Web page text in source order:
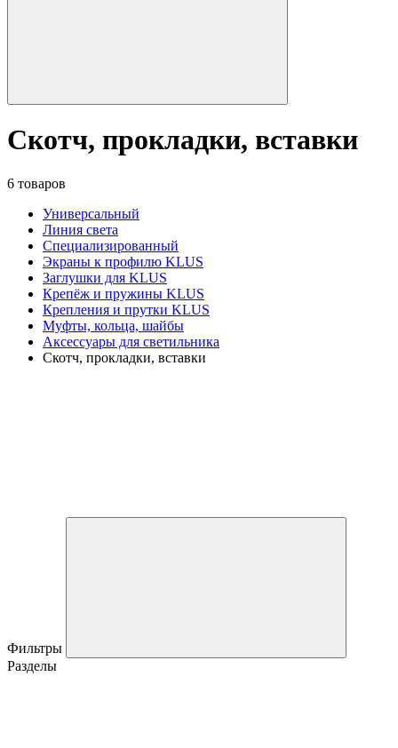
Скотч, прокладки, вставки
6 товаров
Универсальный
Линия света
Специализированный
Экраны к профилю KLUS
Заглушки для KLUS
Крепёж и пружины KLUS
Крепления и прутки KLUS
Муфты, кольца, шайбы
Аксессуары для светильника
Скотч, прокладки, вставки
Фильтры
Разделы